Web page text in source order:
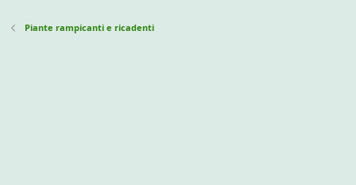
Piante rampicanti e ricadenti